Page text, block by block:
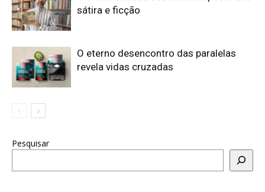
sátira e ficção
O eterno desencontro das paralelas
revela vidas cruzadas
Pesquisar